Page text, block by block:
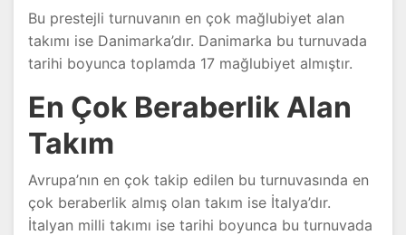
Bu prestejli turnuvanın en çok mağlubiyet alan
takımı ise Danimarka’dır. Danimarka bu turnuvada
tarihi boyunca toplamda 17 mağlubiyet almıştır.
En Çok Beraberlik Alan
Takım
Avrupa’nın en çok takip edilen bu turnuvasında en
çok beraberlik almış olan takım ise İtalya’dır.
İtalyan milli takımı ise tarihi boyunca bu turnuvada